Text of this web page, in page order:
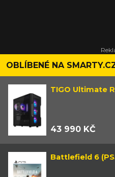
OBLÍBENÉ NA
TIGO Ultimate
43 990 KČ
Battlefield 6